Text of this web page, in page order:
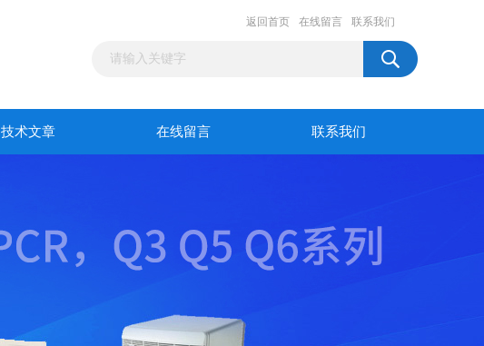
返回首页 在线留言 联系我们
技术文章 在线留言 联系我们